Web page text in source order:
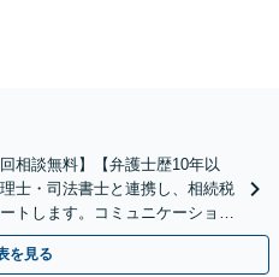
相談無料】【弁護士歴10年以
士・司法書士と連携し、相続税
トします。コミュニケーション
指します。
を見る